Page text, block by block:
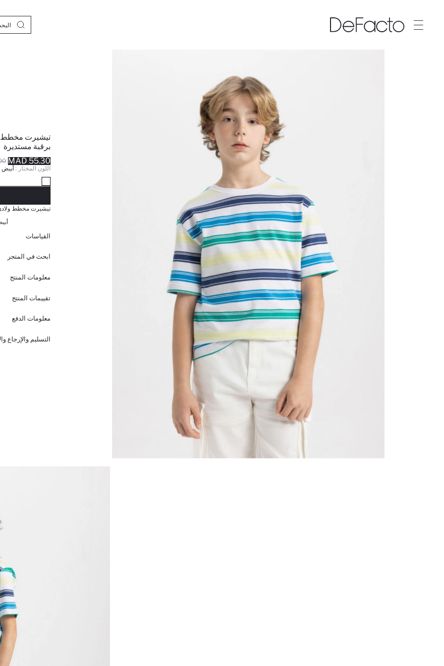
تيشيرت مخطط
برقبة مستديرة
55.30 MAD
اللون المختار : أبيض
تيشيرت مخطط
القياسات
ابحث في المتجر
معلومات المنتج
تقييمات المنتج
معلومات الدفع
التسليم والإرجاع